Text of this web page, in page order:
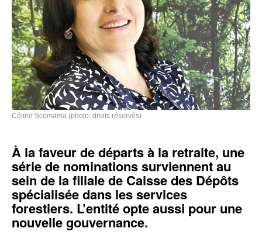
Céline Scemama (photo: droits réservés)
À la faveur de départs à la retraite, une
série de nominations surviennent au
sein de la filiale de Caisse des Dépôts
spécialisée dans les services
forestiers. L’entité opte aussi pour une
nouvelle gouvernance.